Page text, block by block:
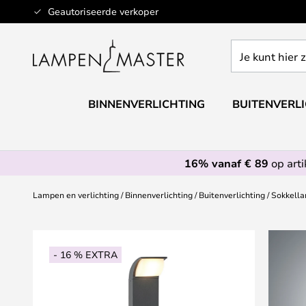
Geautoriseerde verkoper
Ga
naar
inhoud
kunt
zoeken
webwinkel
BINNENVERLICHTING
16% vanaf € 89 op
Lampen en verlichting Binnenverlichting Buitenverlichting
- 16 % EXTRA
naar